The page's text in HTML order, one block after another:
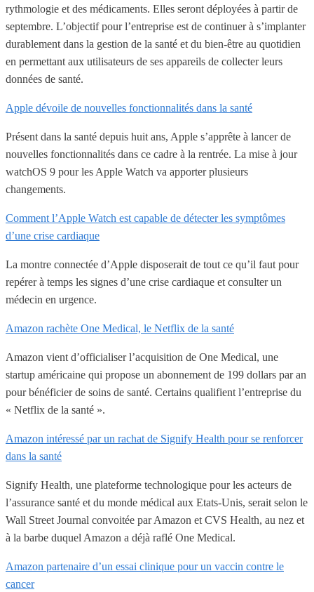
rythmologie et des médicaments. Elles seront déployées à partir de
septembre. L’objectif pour l’entreprise est de continuer à s’implanter
durablement dans la gestion de la santé et du bien-être au quotidien
en permettant aux utilisateurs de ses appareils de collecter leurs
données de santé.
Apple dévoile de nouvelles fonctionnalités dans la santé
Présent dans la santé depuis huit ans, Apple s’apprête à lancer de
nouvelles fonctionnalités dans ce cadre à la rentrée. La mise à jour
watchOS 9 pour les Apple Watch va apporter plusieurs
changements.
Comment l’Apple Watch est capable de détecter les symptômes
d’une crise cardiaque
La montre connectée d’Apple disposerait de tout ce qu’il faut pour
repérer à temps les signes d’une crise cardiaque et consulter un
médecin en urgence.
Amazon rachète One Medical, le Netflix de la santé
Amazon vient d’officialiser l’acquisition de One Medical, une
startup américaine qui propose un abonnement de 199 dollars par an
pour bénéficier de soins de santé. Certains qualifient l’entreprise du
« Netflix de la santé ».
Amazon intéressé par un rachat de Signify Health pour se renforcer
dans la santé
Signify Health, une plateforme technologique pour les acteurs de
l’assurance santé et du monde médical aux Etats-Unis, serait selon le
Wall Street Journal convoitée par Amazon et CVS Health, au nez et
à la barbe duquel Amazon a déjà raflé One Medical.
Amazon partenaire d’un essai clinique pour un vaccin contre le
cancer